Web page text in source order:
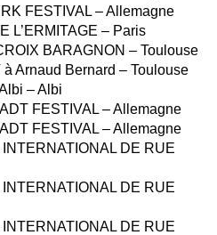
FESTIVAL – Allemagne
L’ERMITAGE – Paris
BARAGNON – Toulouse
Arnaud Bernard – Toulouse
– Albi
FESTIVAL – Allemagne
FESTIVAL – Allemagne
DE RUE
DE RUE
DE RUE